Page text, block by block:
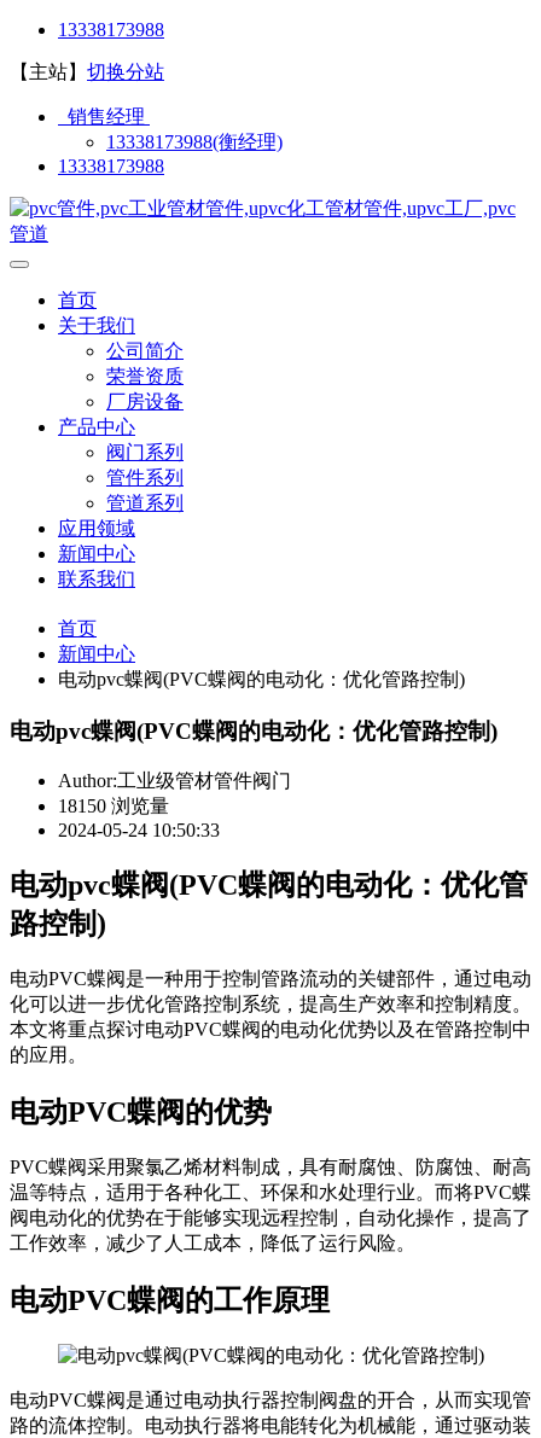
13338173988
【主站】 切换分站
销售经理
13338173988(衡经理)
13338173988
首页
关于我们
公司简介
荣誉资质
厂房设备
产品中心
阀门系列
管件系列
管道系列
应用领域
新闻中心
联系我们
首页
新闻中心
电动pvc蝶阀(PVC蝶阀的电动化：优化管路控制)
电动pvc蝶阀(PVC蝶阀的电动化：优化管路控制)
Author:工业级管材管件阀门
18150 浏览量
2024-05-24 10:50:33
电动pvc蝶阀(PVC蝶阀的电动化：优化管
路控制)
电动PVC蝶阀是一种用于控制管路流动的关键部件，通过电动
化可以进一步优化管路控制系统，提高生产效率和控制精度。
本文将重点探讨电动PVC蝶阀的电动化优势以及在管路控制中
的应用。
电动PVC蝶阀的优势
PVC蝶阀采用聚氯乙烯材料制成，具有耐腐蚀、防腐蚀、耐高
温等特点，适用于各种化工、环保和水处理行业。而将PVC蝶
阀电动化的优势在于能够实现远程控制，自动化操作，提高了
工作效率，减少了人工成本，降低了运行风险。
电动PVC蝶阀的工作原理
电动PVC蝶阀是通过电动执行器控制阀盘的开合，从而实现管
路的流体控制。电动执行器将电能转化为机械能，通过驱动装